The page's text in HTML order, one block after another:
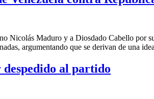
Maduro y a Diosdado Cabello por
argumentando que se derivan de una
al partido